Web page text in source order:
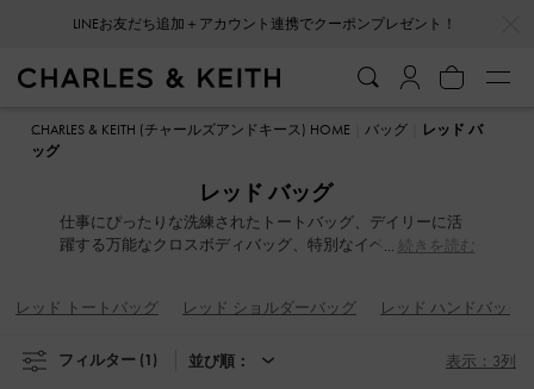
CHARLES & KEITH (チャールズアンドキース) HOME
バッグ
レッド バ
ッグ
レッド バッグ
仕事にぴったりな洗練されたトートバッグ、デイリーに活
躍する万能なクロスボディバッグ、特別なイベントにふさ
クなデザインがそろった豊富なレッドのハンドバッグコレ
続きを読む
レッド トートバッグ レッド ショルダーバッグ レッド ハンドバッグ
フィルター (1) 並び順： 表示：3列